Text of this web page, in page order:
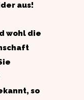
aus!
wohl die
so